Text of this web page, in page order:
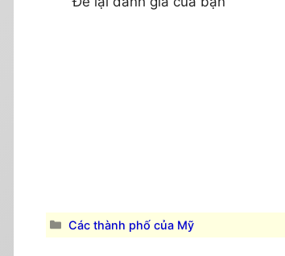
Danh
mục
Các thành phố của Mỹ